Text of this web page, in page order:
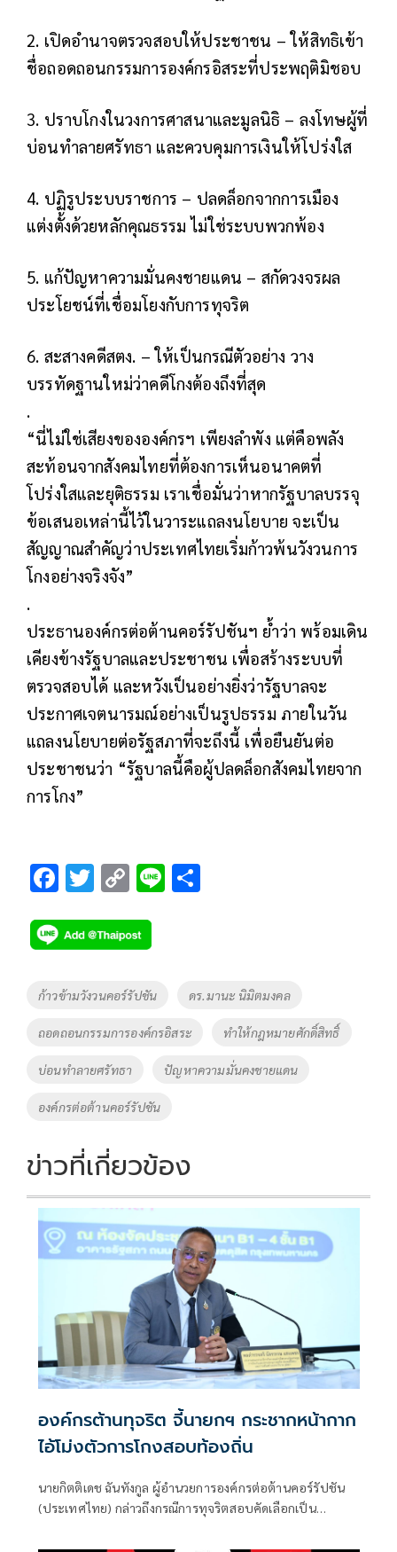
2. เปิดอำนาจตรวจสอบให้ประชาชน – ให้สิทธิเข้า
ชื่อถอดถอนกรรมการองค์กรอิสระที่ประพฤติมิชอบ
3. ปราบโกงในวงการศาสนาและมูลนิธิ – ลงโทษผู้ที่
บ่อนทำลายศรัทธา และควบคุมการเงินให้โปร่งใส
4. ปฏิรูประบบราชการ – ปลดล็อกจากการเมือง
แต่งตั้งด้วยหลักคุณธรรม ไม่ใช่ระบบพวกพ้อง
5. แก้ปัญหาความมั่นคงชายแดน – สกัดวงจรผล
ประโยชน์ที่เชื่อมโยงกับการทุจริต
6. สะสางคดีสตง. – ให้เป็นกรณีตัวอย่าง วาง
บรรทัดฐานใหม่ว่าคดีโกงต้องถึงที่สุด
.
“นี่ไม่ใช่เสียงขององค์กรฯ เพียงลำพัง แต่คือพลัง
สะท้อนจากสังคมไทยที่ต้องการเห็นอนาคตที่
โปร่งใสและยุติธรรม เราเชื่อมั่นว่าหากรัฐบาลบรรจุ
ข้อเสนอเหล่านี้ไว้ในวาระแถลงนโยบาย จะเป็น
สัญญาณสำคัญว่าประเทศไทยเริ่มก้าวพ้นวังวนการ
โกงอย่างจริงจัง”
.
ประธานองค์กรต่อต้านคอร์รัปชันฯ ย้ำว่า พร้อมเดิน
เคียงข้างรัฐบาลและประชาชน เพื่อสร้างระบบที่
ตรวจสอบได้ และหวังเป็นอย่างยิ่งว่ารัฐบาลจะ
ประกาศเจตนารมณ์อย่างเป็นรูปธรรม ภายในวัน
แถลงนโยบายต่อรัฐสภาที่จะถึงนี้ เพื่อยืนยันต่อ
ประชาชนว่า “รัฐบาลนี้คือผู้ปลดล็อกสังคมไทยจาก
การโกง”
F
e
b
o
k
T
tt
er
C
p
y
Li
k
Li
Tags
ก้าวข้ามวังวนคอร์รัปชัน ดร.มานะ นิมิตมงคล
ถอดถอนกรรมการองค์กรอิสระ ทำให้กฎหมายศักดิ์สิทธิ์
บ่อนทำลายศรัทธา ปัญหาความมั่นคงชายแดน
องค์กรต่อต้านคอร์รัปชัน
ข่าวที่เกี่ยวข้อง
องค์กรต้านทุจริต จี้นายกฯ กระชากหน้ากาก
ไอ้โม่งตัวการโกงสอบท้องถิ่น
นายกิตติเดช ฉันทังกูล ผู้อำนวยการองค์กรต่อต้านคอร์รัปชัน
(ประเทศไทย) กล่าวถึงกรณีการทุจริตสอบคัดเลือกเป็น
โครงสร้างภาครัฐไทย ที่เปิดเผยความเน่าเฟะของการทุจริตใน